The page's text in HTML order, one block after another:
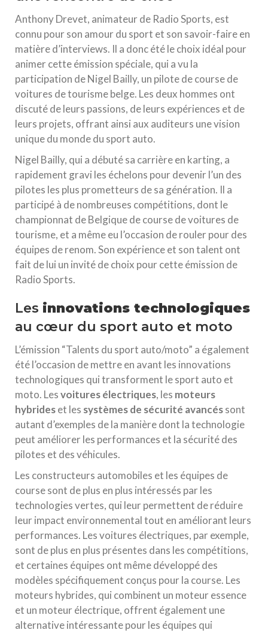
Anthony Drevet, animateur de Radio Sports, est
connu pour son amour du sport et son savoir-faire en
matière d’interviews. Il a donc été le choix idéal pour
animer cette émission spéciale, qui a vu la
participation de Nigel Bailly, un pilote de course de
voitures de tourisme belge. Les deux hommes ont
discuté de leurs passions, de leurs expériences et de
leurs projets, offrant ainsi aux auditeurs une vision
unique du monde du sport auto.
Nigel Bailly, qui a débuté sa carrière en karting, a
rapidement gravi les échelons pour devenir l’un des
pilotes les plus prometteurs de sa génération. Il a
participé à de nombreuses compétitions, dont le
championnat de Belgique de course de voitures de
tourisme, et a même eu l’occasion de rouler pour des
équipes de renom. Son expérience et son talent ont
fait de lui un invité de choix pour cette émission de
Radio Sports.
Les innovations technologiques
au cœur du sport auto et moto
L’émission “Talents du sport auto/moto” a également
été l’occasion de mettre en avant les innovations
technologiques qui transforment le sport auto et
moto. Lesvoitures électriques, les moteurs
hybrideset les systèmes de sécurité avancéssont
autant d’exemples de la manière dont la technologie
peut améliorer les performances et la sécurité des
pilotes et des véhicules.
Les constructeurs automobiles et les équipes de
course sont de plus en plus intéressés par les
technologies vertes, qui leur permettent de réduire
leur impact environnemental tout en améliorant leurs
performances. Les voitures électriques, par exemple,
sont de plus en plus présentes dans les compétitions,
et certaines équipes ont même développé des
modèles spécifiquement conçus pour la course. Les
moteurs hybrides, qui combinent un moteur essence
et un moteur électrique, offrent également une
alternative intéressante pour les équipes qui